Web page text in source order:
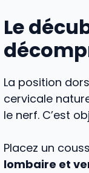
Le
La position
cervicale
le nerf. C’est
Placez un
lombaire et